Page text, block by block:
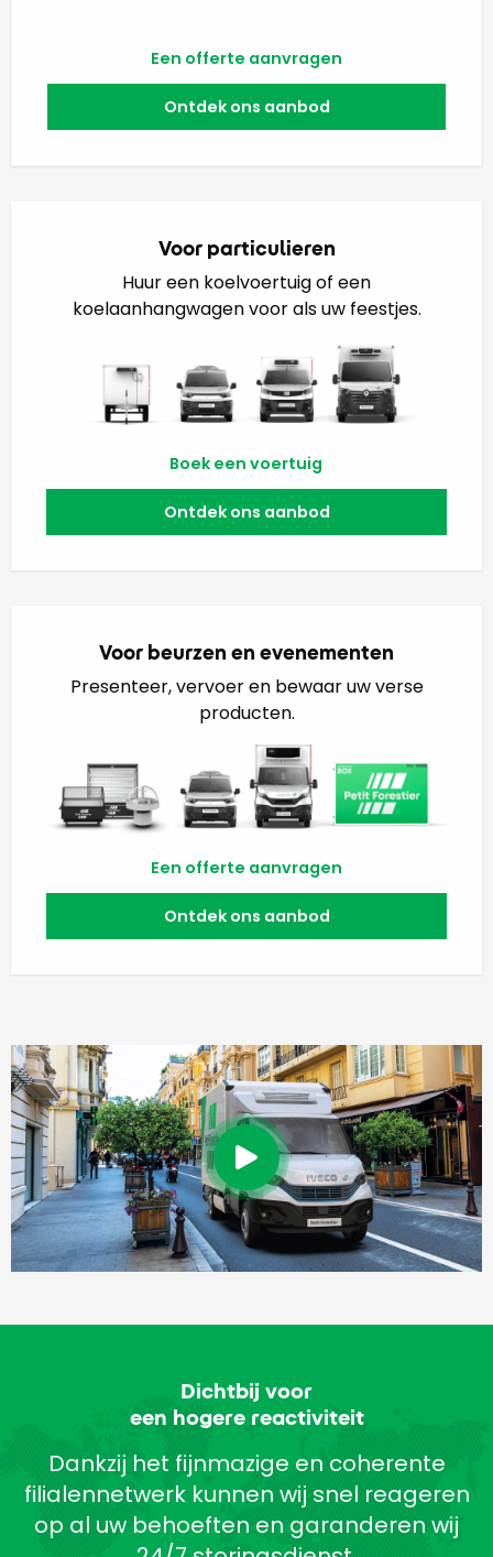
Een offerte aanvragen
Ontdek ons aanbod
Voor particulieren
Huur een koelvoertuig of een
koelaanhangwagen voor als uw feestjes.
Boek een voertuig
Ontdek ons aanbod
Voor beurzen en evenementen
Presenteer, vervoer en bewaar uw verse
producten.
Een offerte aanvragen
Ontdek ons aanbod
Dichtbij voor
een hogere reactiviteit
Dankzij het fijnmazige en coherente
filialennetwerk kunnen wij snel reageren
op al uw behoeften en garanderen wij